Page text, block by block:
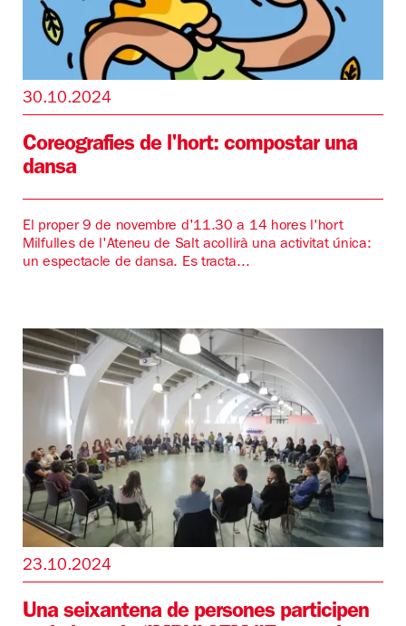
30.10.2024
Coreografies de l'hort: compostar una
dansa
El proper 9 de novembre d'11.30 a 14 hores l'hort
Milfulles de l'Ateneu de Salt acollirà una activitat única:
un espectacle de dansa. Es tracta...
23.10.2024
Una seixantena de persones participen